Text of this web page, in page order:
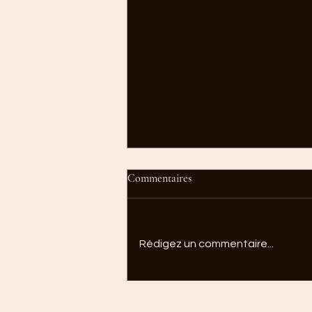
Comment garder une routine
Commentaires
Rédigez un commentaire...